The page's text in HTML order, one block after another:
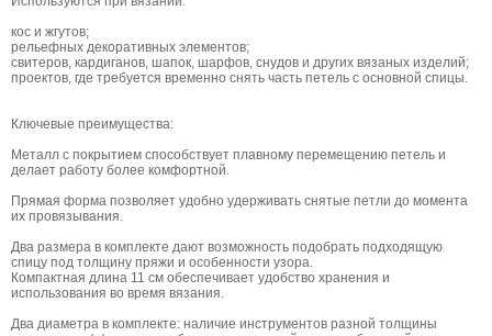
кос и жгутов;
рельефных декоративных элементов;
свитеров, кардиганов, шапок, шарфов, снудов и других вязаных изделий;
проектов, где требуется временно снять часть петель с основной спицы.
Ключевые преимущества:
Металл с покрытием способствует плавному перемещению петель и
делает работу более комфортной.
Прямая форма позволяет удобно удерживать снятые петли до момента
их провязывания.
Два размера в комплекте дают возможность подобрать подходящую
спицу под толщину пряжи и особенности узора.
Компактная длина 11 см обеспечивает удобство хранения и
использования во время вязания.
Два диаметра в комплекте: наличие инструментов разной толщины